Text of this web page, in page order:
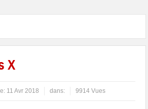
X
11 Avr 2018 dans: 9914 Vues